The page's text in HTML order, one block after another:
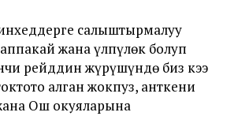
салыштырмалуу
жана үлпүлөк болуп
рейддин жүрүшүндө биз кээ
алган жокпуз, анткени
Ош окуяларына